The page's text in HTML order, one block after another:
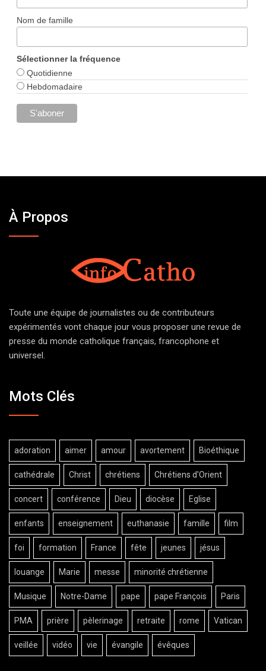
Nom de famille
Sélectionner la fréquence
Quotidienne
Hebdomadaire
À Propos
Toute une équipe de journalistes ou de contributeurs
expérimentés vont chaque jour vous proposer une revue de
presse du monde catholique français, francophone et
universel.
Mots Clés
adoration aimer amour avortement Bioéthique
cathédrale Christ chrétiens Chrétiens d'Orient
concert conférence Dieu diocèse Eglise
enfants enseignement euthanasie famille film
foi formation France fête jeunes jésus
louange Marie messe minorité chrétienne
Musique Notre-Dame pape pape François Paris
PMA prière pèlerinage retraite rome Vatican
veillée vidéo vie évangile évêques